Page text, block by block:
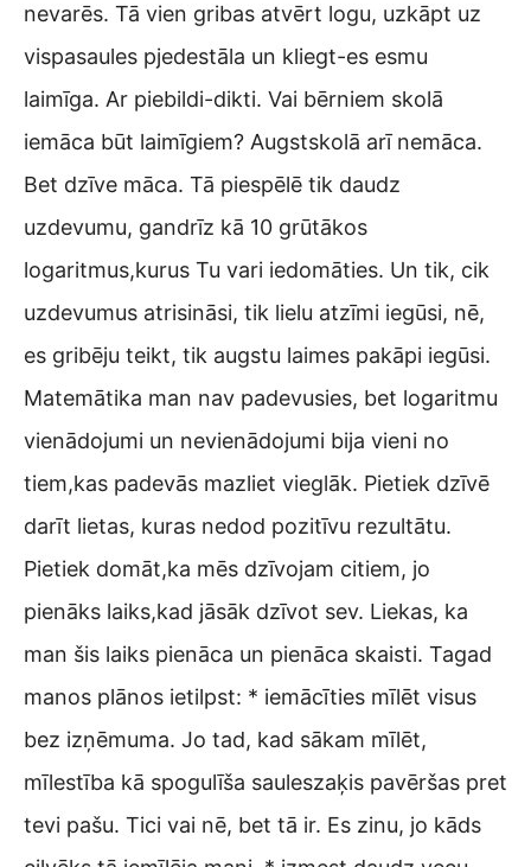
nevarēs. Tā vien gribas atvērt logu, uzkāpt uz
vispasaules pjedestāla un kliegt-es esmu
laimīga. Ar piebildi-dikti. Vai bērniem skolā
iemāca būt laimīgiem? Augstskolā arī nemāca.
Bet dzīve māca. Tā piespēlē tik daudz
uzdevumu, gandrīz kā 10 grūtākos
logaritmus,kurus Tu vari iedomāties. Un tik, cik
uzdevumus atrisināsi, tik lielu atzīmi iegūsi, nē,
es gribēju teikt, tik augstu laimes pakāpi iegūsi.
Matemātika man nav padevusies, bet logaritmu
vienādojumi un nevienādojumi bija vieni no
tiem,kas padevās mazliet vieglāk. Pietiek dzīvē
darīt lietas, kuras nedod pozitīvu rezultātu.
Pietiek domāt,ka mēs dzīvojam citiem, jo
pienāks laiks,kad jāsāk dzīvot sev. Liekas, ka
man šis laiks pienāca un pienāca skaisti. Tagad
manos plānos ietilpst: * iemācīties mīlēt visus
bez izņēmuma. Jo tad, kad sākam mīlēt,
mīlestība kā spogulīša sauleszaķis pavēršas pret
tevi pašu. Tici vai nē, bet tā ir. Es zinu, jo kāds